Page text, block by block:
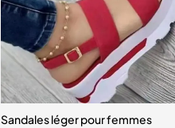
Sandales léger pour femmes